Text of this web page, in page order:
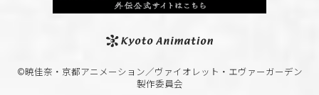
©暁佳奈・京都アニメーション／ヴァイオレット・エヴァーガーデン
製作委員会